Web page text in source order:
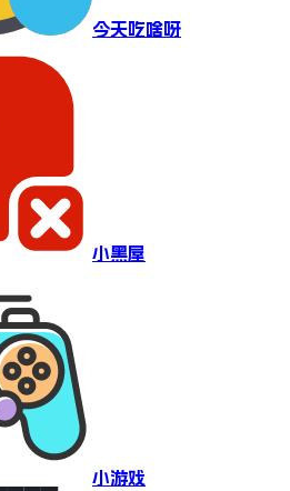
今天吃啥呀
小黑屋
小游戏